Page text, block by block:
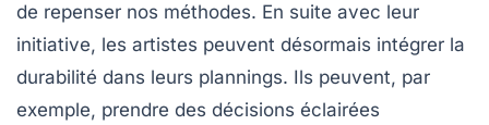
de repenser nos méthodes. En suite avec leur
initiative, les artistes peuvent désormais intégrer la
durabilité dans leurs plannings. Ils peuvent, par
exemple, prendre des décisions éclairées